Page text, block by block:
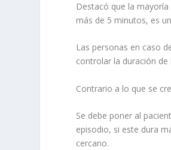
Destacó que la
más de 5 minutos, es
Las personas en caso
controlar la duración de
Contrario a lo que se
Se debe poner al
episodio, si este dura
cercano.